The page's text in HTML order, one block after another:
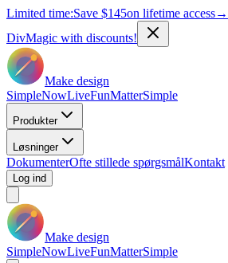
Limited time:Save $145on lifetime access→
DivMagic with discounts!
Make design
SimpleNowLiveFunMatterSimple
Produkter
Løsninger
DokumenterOfte stillede spørgsmålKontakt
Log ind
Make design
SimpleNowLiveFunMatterSimple